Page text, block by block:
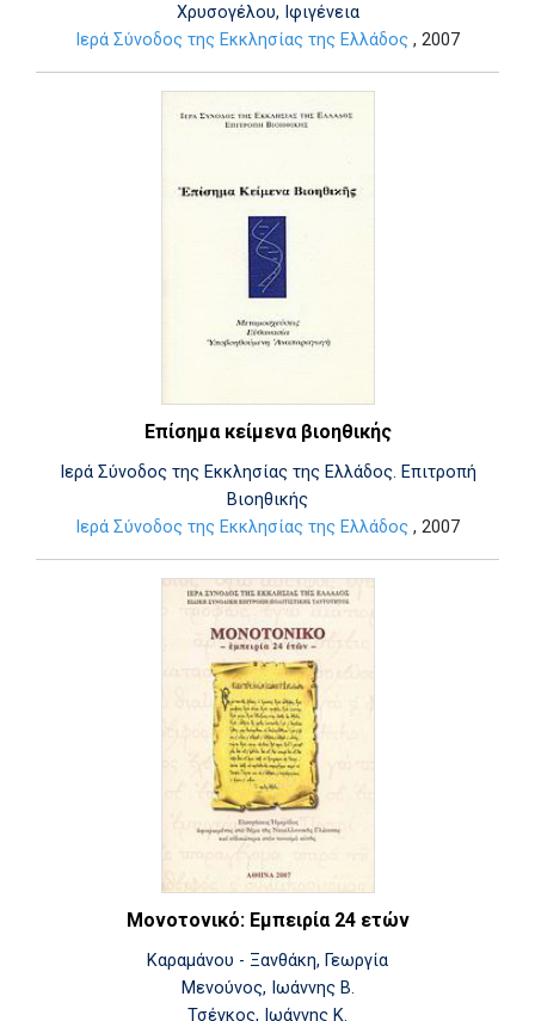
Χρυσογέλου, Ιφιγένεια
Ιερά Σύνοδος της Εκκλησίας της Ελλάδος , 2007
Επίσημα κείμενα βιοηθικής
Ιερά Σύνοδος της Εκκλησίας της Ελλάδος. Επιτροπή
Βιοηθικής
Ιερά Σύνοδος της Εκκλησίας της Ελλάδος , 2007
Μονοτονικό: Εμπειρία 24 ετών
Καραμάνου - Ξανθάκη, Γεωργία
Μενούνος, Ιωάννης Β.
Τσέγκος, Ιωάννης Κ.